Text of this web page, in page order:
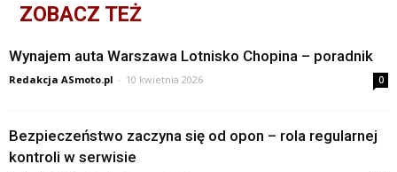
ZOBACZ TEŻ
Wynajem auta Warszawa Lotnisko Chopina – poradnik
Redakcja ASmoto.pl - 10 kwietnia 2026 0
Bezpieczeństwo zaczyna się od opon – rola regularnej
kontroli w serwisie